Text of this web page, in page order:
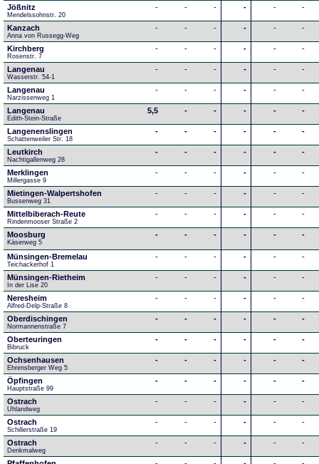
Jößnitz
Mendelssohnstr. 20
- - - - - -
Kanzach
Anna von Russegg-Weg
- - - - - -
Kirchberg
Rosenstr. 7
- - - - - -
Langenau
Wasserstr. 54-1
- - - - - -
Langenau
Narzissenweg 1
- - - - - -
Langenau
Edith-Stein-Straße
5,5 - - - - -
Langenenslingen
Schattenweiler Str. 18
- - - - - -
Leutkirch
Nachtigallenweg 28
- - - - - -
Merklingen
Millergasse 9
- - - - - -
Mietingen-Walpertshofen
Bussenweg 31
- - - - - -
Mittelbiberach-Reute
Rindenmooser Straße 2
- - - - - -
Moosburg
Käserweg 5
- - - - - -
Münsingen-Bremelau
Teichackerhof 1
- - - - - -
Münsingen-Rietheim
In der Lise 20
- - - - - -
Neresheim
Alfred-Delp-Straße 8
- - - - - -
Oberdischingen
Normannenstraße 7
- - - - - -
Oberteuringen
Bibruck
- - - - - -
Ochsenhausen
Ehrensberger Weg 5
- - - - - -
Öpfingen
Hauptstraße 99
- - - - - -
Ostrach
Uhlandweg
- - - - - -
Ostrach
Schillerstraße 19
- - - - - -
Ostrach
Denkmalweg
- - - - - -